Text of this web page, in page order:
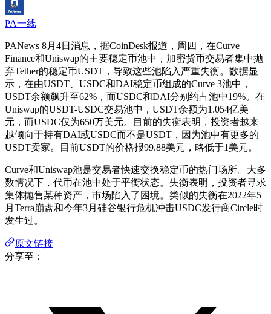
PA一线
PANews 8月4日消息，据CoinDesk报道，周四，在Curve
Finance和Uniswap的主要稳定币池中，加密货币交易者集中抛
弃Tether的稳定币USDT，导致这些池陷入严重失衡。数据显
示，在由USDT、USDC和DAI稳定币组成的Curve 3池中，
USDT余额飙升至62%，而USDC和DAI分别约占池中19%。在
Uniswap的USDT-USDC交易池中，USDT余额为1.054亿美
元，而USDC仅为650万美元。目前的失衡表明，投资者越来
越倾向于持有DAI或USDC而不是USDT，因为池中有更多的
USDT卖家。目前USDT的价格报99.88美元，略低于1美元。
Curve和Uniswap池是交易者快速交换稳定币的热门场所。大多
数情况下，代币在池中处于平衡状态。失衡表明，投资者寻求
集体抛售某种资产，市场陷入了困境。类似的失衡在2022年5
月Terra崩盘和今年3月硅谷银行危机冲击USDC发行商Circle时
发生过。
原文链接
分享至：